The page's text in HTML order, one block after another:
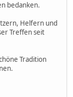
bedanken.
Helfern und
Treffen seit
Tradition